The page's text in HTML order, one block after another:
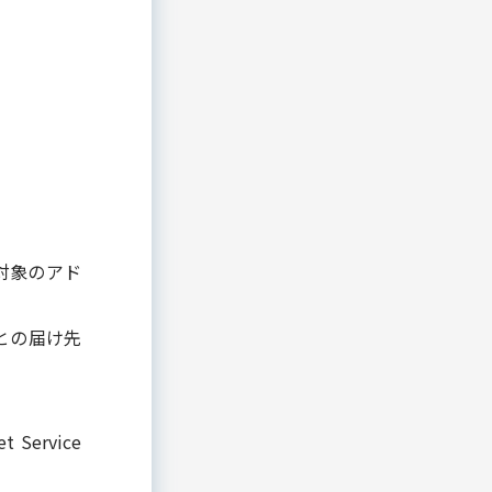
象のアド
の届け先
Service